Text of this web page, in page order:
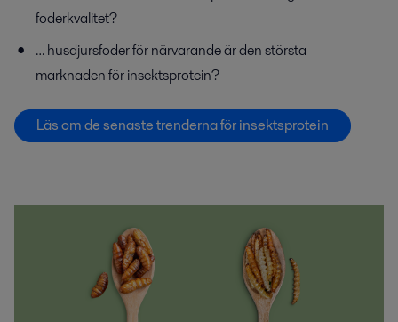
foderkvalitet?
… husdjursfoder för närvarande är den största
marknaden för insektsprotein?
Läs om de senaste trenderna för insektsprotein